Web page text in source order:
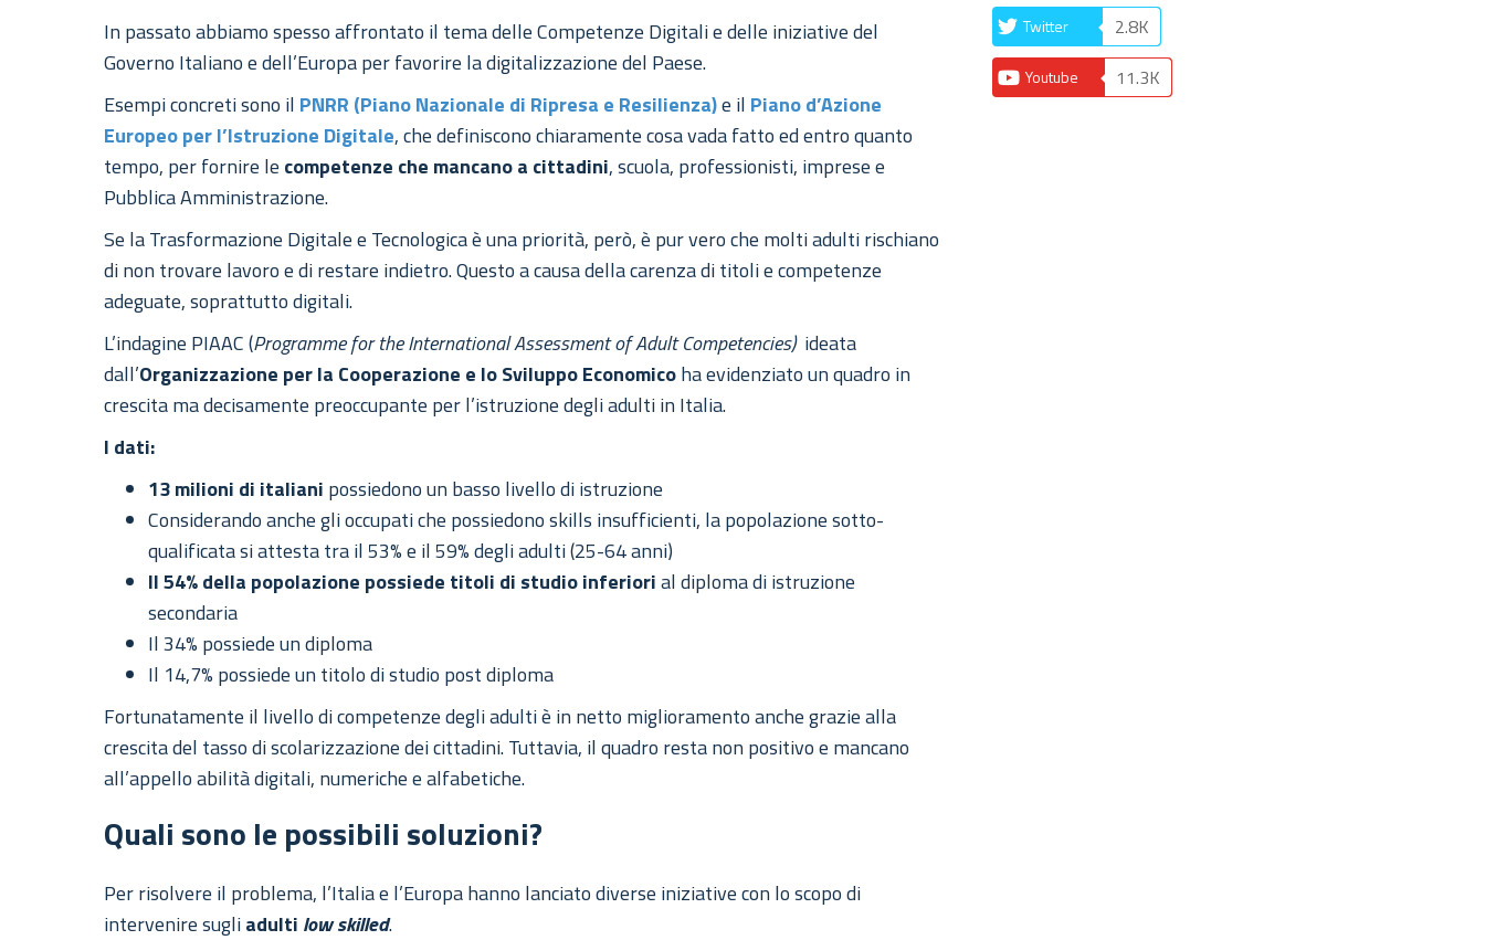
In passato abbiamo spesso affrontato il tema delle Competenze Digitali e delle iniziative del
Governo Italiano e dell’Europa per favorire la digitalizzazione del Paese.
Esempi concreti sono il PNRR (Piano Nazionale di Ripresa e Resilienza)e il Piano d’Azione
Europeo per l’Istruzione Digitale, che definiscono chiaramente cosa vada fatto ed entro quanto
tempo, per fornire le competenze che mancano a cittadini, scuola, professionisti, imprese e
Pubblica Amministrazione.
Se la Trasformazione Digitale e Tecnologica è una priorità, però, è pur vero che molti adulti rischiano
di non trovare lavoro e di restare indietro. Questo a causa della carenza di titoli e competenze
adeguate, soprattutto digitali.
L’indagine PIAAC (Programme for the International Assessment of Adult Competencies) ideata
dall’Organizzazione per la Cooperazione e lo Sviluppo Economicoha evidenziato un quadro in
crescita ma decisamente preoccupante per l’istruzione degli adulti in Italia.
I dati:
13 milioni di italiani possiedono un basso livello di istruzione
Considerando anche gli occupati che possiedono skills insufficienti, la popolazione sotto-
qualificata si attesta tra il 53% e il 59% degli adulti (25-64 anni)
Il 54% della popolazione possiede titoli di studio inferiorial diploma di istruzione
secondaria
Il 34% possiede un diploma
Il 14,7% possiede un titolo di studio post diploma
Fortunatamente il livello di competenze degli adulti è in netto miglioramento anche grazie alla
crescita del tasso di scolarizzazione dei cittadini. Tuttavia, il quadro resta non positivo e mancano
all’appello abilità digitali, numeriche e alfabetiche.
Quali sono le possibili soluzioni?
Per risolvere il problema, l’Italia e l’Europa hanno lanciato diverse iniziative con lo scopo di
intervenire sugliadulti low skilled.
Twitter 2.8K
Youtube 11.3K